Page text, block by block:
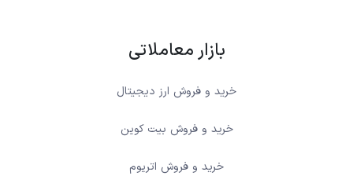
بازار معاملاتی
خرید و فروش ارز دیجیتال
خرید و فروش بیت کوین
خرید و فروش اتریوم